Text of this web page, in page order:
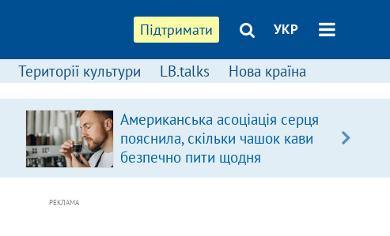
Підтримати УКР
Території культури LB.talks Нова країна
Американська асоціація серця
пояснила, скільки чашок кави
безпечно пити щодня
РЕКЛАМА